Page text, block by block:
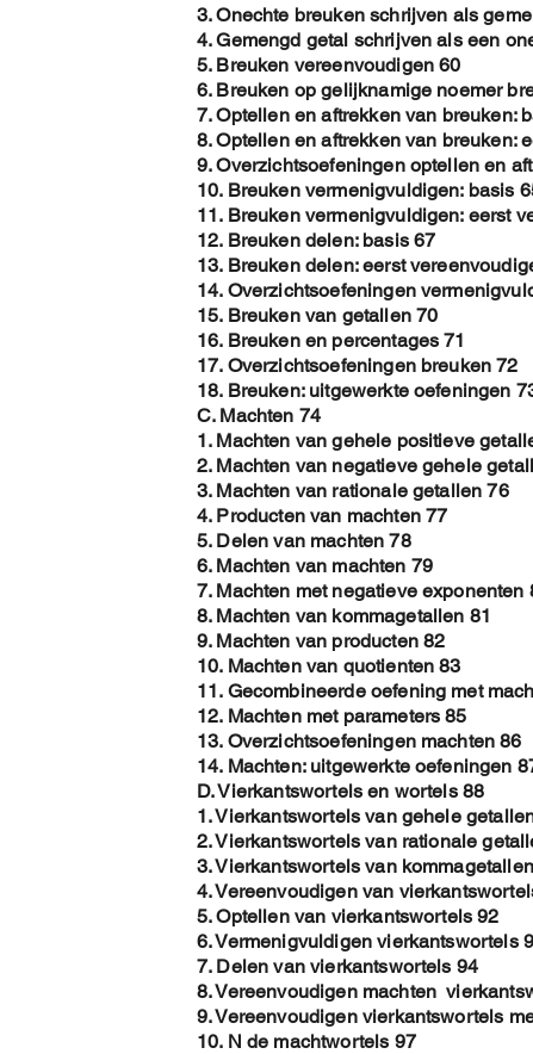
3. Onechte breuken schrijven als
4. Gemengd getal schrijven als een
5. Breuken vereenvoudigen 60
6. Breuken op gelijknamige noemer
7. Optellen en aftrekken van breuken:
8. Optellen en aftrekken van breuken:
9. Overzichtsoefeningen optellen en
10. Breuken vermenigvuldigen: basis
11. Breuken vermenigvuldigen: eerst
12. Breuken delen: basis 67
13. Breuken delen: eerst
14. Overzichtsoefeningen
15. Breuken van getallen 70
16. Breuken en percentages 71
17. Overzichtsoefeningen breuken 72
18. Breuken: uitgewerkte oefeningen
C. Machten 74
1. Machten van gehele positieve
2. Machten van negatieve gehele
3. Machten van rationale getallen 76
4. Producten van machten 77
5. Delen van machten 78
6. Machten van machten 79
7. Machten met negatieve exponenten
8. Machten van kommagetallen 81
9. Machten van producten 82
10. Machten van quotienten 83
11. Gecombineerde oefening met
12. Machten met parameters 85
13. Overzichtsoefeningen machten 86
14. Machten: uitgewerkte oefeningen
D. Vierkantswortels en wortels 88
1. Vierkantswortels van gehele
2. Vierkantswortels van rationale
3. Vierkantswortels van
4. Vereenvoudigen van
5. Optellen van vierkantswortels 92
6. Vermenigvuldigen vierkantswortels
7. Delen van vierkantswortels 94
8. Vereenvoudigen machten
9. Vereenvoudigen vierkantswortels
10. N de machtwortels 97